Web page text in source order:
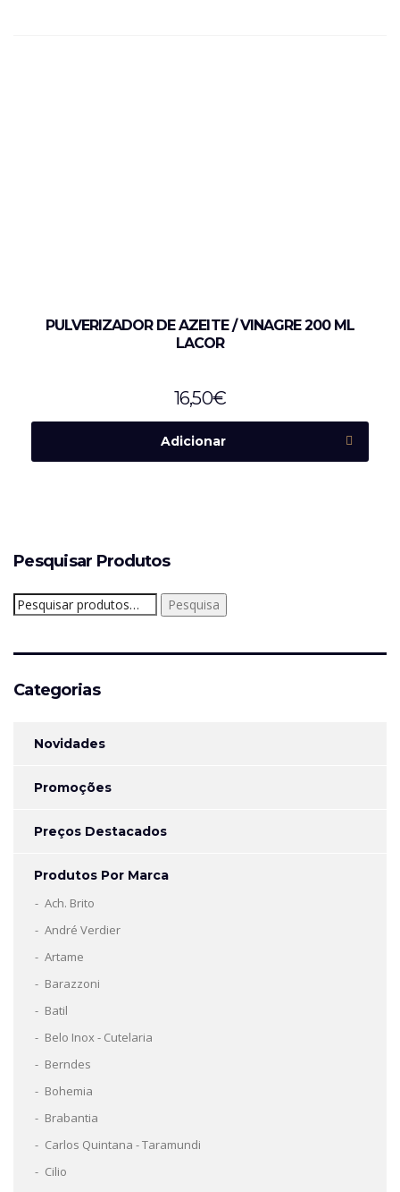
PULVERIZADOR DE AZEITE / VINAGRE 200 ML
LACOR
16,50€
Adicionar
Pesquisar Produtos
Pesquisar
por:
Pesquisa
Categorias
Novidades
Promoções
Preços Destacados
Produtos Por Marca
Ach. Brito
André Verdier
Artame
Barazzoni
Batil
Belo Inox - Cutelaria
Berndes
Bohemia
Brabantia
Carlos Quintana - Taramundi
Cilio